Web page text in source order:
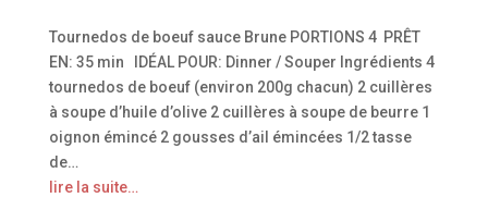
Tournedos de boeuf sauce Brune PORTIONS 4 PRÊT
EN: 35 min IDÉAL POUR: Dinner / Souper Ingrédients 4
tournedos de boeuf (environ 200g chacun) 2 cuillères
à soupe d’huile d’olive 2 cuillères à soupe de beurre 1
oignon émincé 2 gousses d’ail émincées 1/2 tasse
de…
lire la suite…